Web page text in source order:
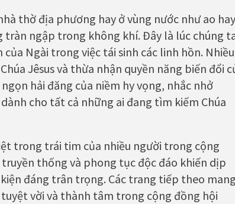
thờ địa phương hay ở vùng nước như ao hay
tràn ngập trong không khí. Đây là lúc chúng
Ngài trong việc tái sinh các linh hồn. Nhiều
Jêsus và thừa nhận quyền năng biến đổi
hải đăng của niềm hy vọng, nhắc nhở
cho tất cả những ai đang tìm kiếm Chúa
trong trái tim của nhiều người trong cộng
thống và phong tục độc đáo khiến dịp
đáng trân trọng. Các trang tiếp theo
vời và thành tâm trong cộng đồng hội